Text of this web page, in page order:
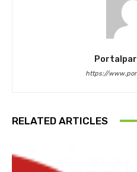
https://
RELATED ARTICLES